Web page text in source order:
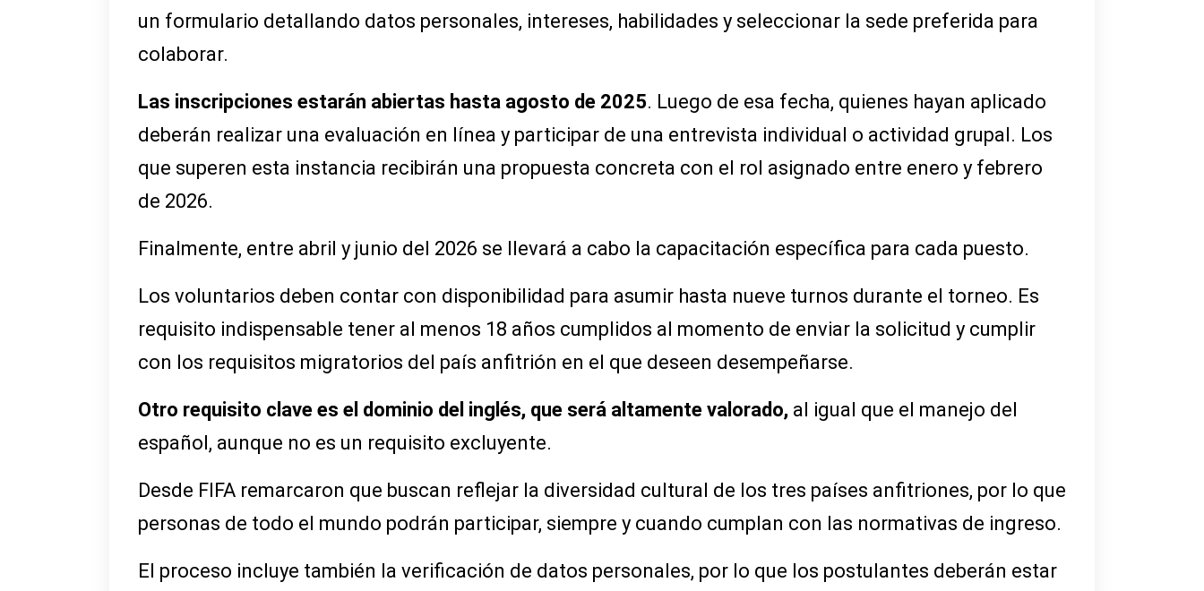
un formulario detallando datos personales, intereses, habilidades y seleccionar la sede preferida para
colaborar.
Las inscripciones estarán abiertas hasta agosto de 2025. Luego de esa fecha, quienes hayan aplicado
deberán realizar una evaluación en línea y participar de una entrevista individual o actividad grupal. Los
que superen esta instancia recibirán una propuesta concreta con el rol asignado entre enero y febrero
de 2026.
Finalmente, entre abril y junio del 2026 se llevará a cabo la capacitación específica para cada puesto.
Los voluntarios deben contar con disponibilidad para asumir hasta nueve turnos durante el torneo. Es
requisito indispensable tener al menos 18 años cumplidos al momento de enviar la solicitud y cumplir
con los requisitos migratorios del país anfitrión en el que deseen desempeñarse.
Otro requisito clave es el dominio del inglés, que será altamente valorado, al igual que el manejo del
español, aunque no es un requisito excluyente.
Desde FIFA remarcaron que buscan reflejar la diversidad cultural de los tres países anfitriones, por lo que
personas de todo el mundo podrán participar, siempre y cuando cumplan con las normativas de ingreso.
El proceso incluye también la verificación de datos personales, por lo que los postulantes deberán estar